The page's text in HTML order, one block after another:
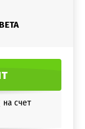
на счет